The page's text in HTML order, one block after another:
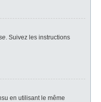
. Suivez les instructions
en utilisant le même